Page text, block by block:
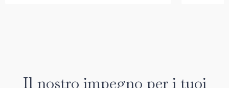
Il nostro impegno per i tuoi